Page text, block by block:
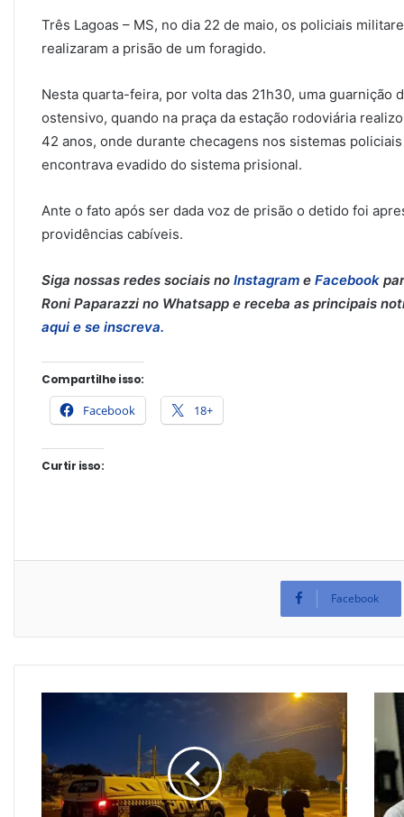
Três Lagoas – MS, no dia 22 de maio, os policiais
realizaram a prisão de um foragido.
Nesta quarta-feira, por volta das 21h30, uma guarnição
ostensivo, quando na praça da estação rodoviária
42 anos, onde durante checagens nos sistemas
encontrava evadido do sistema prisional.
Ante o fato após ser dada voz de prisão o detido foi
providências cabíveis.
Siga nossas redes sociais no Instagram e Facebook
Roni Paparazzi no Whatsapp e receba as principais
aqui e se inscreva.
Compartilhe isso:
Facebook 18+
Curtir isso:
Facebook